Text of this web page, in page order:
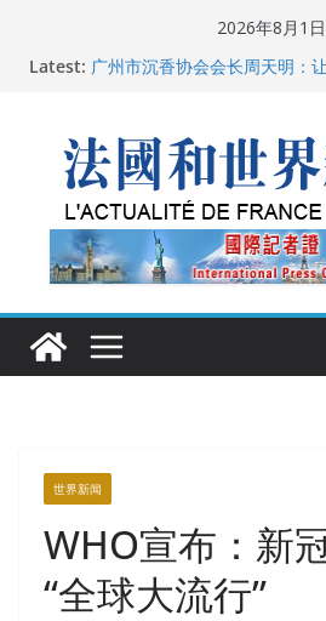
2026年8月1日
Latest: 父亲的日记
广州市沉香协会会长周天明：
从一杯沉香叶茶到一缕海南天
海南沉香文化考察纪行
世界新闻
WHO宣布：新
“全球大流行”